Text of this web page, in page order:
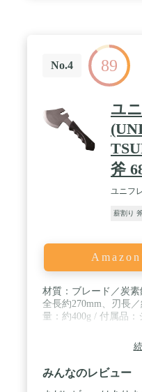
ることでしょう。 /
全鋼の斧。】職人が
斧です。木製の柄は
形状でどなたにでも
均一に伝えるため、
ん、枝打ちにもおす
コーティング＆専用
は、金属表面を保護
がされています。そ
汚れがつくことがあ
また、斧の刃はとて
にご注意ください。
No.4 89
ユ
斧
ユニフ
薪割り
材質：ブレード／炭素
全長約270mm、刃長
量：約400g / 付属品：
みんなのレビュー